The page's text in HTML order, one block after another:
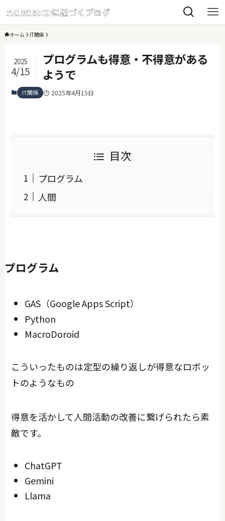
ホーム IT関係
プログラムも得意・不得意がある
ようで
2025
4/15
IT関係 2025年4月15日
目次
プログラム
人間
プログラム
GAS（Google Apps Script）
Python
MacroDoroid
こういったものは定型の繰り返しが得意なロボッ
トのようなもの
得意を活かして人間活動の改善に繋げられたら素
敵です。
ChatGPT
Gemini
Llama